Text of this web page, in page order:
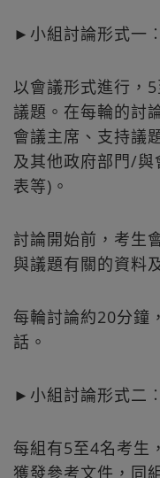
►小組討論形式一︰
以會議形式進行，
議題。在每輪的討
會議主席、支持議
及其他政府部門/
表等)。
討論開始前，考生
與議題有關的資料
每輪討論約20分鐘
話。
►小組討論形式二︰
每組有5至4名考生
獲發參考文件，同